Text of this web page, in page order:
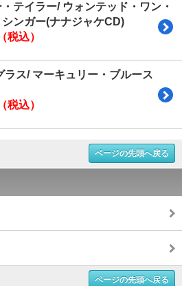
テイラー/ ウォンテッド・ワン・
シンガー(ナナジャケCD)
税込）
ラス/ マーキュリー・ブルース
税込）
ページの先頭へ戻る
ページの先頭へ戻る